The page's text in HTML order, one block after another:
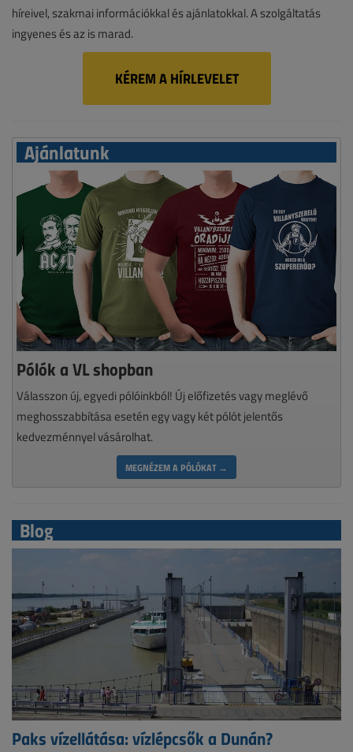
híreivel, szakmai információkkal és ajánlatokkal. A szolgáltatás
ingyenes és az is marad.
KÉREM A HÍRLEVELET
Ajánlatunk
Pólók a VL shopban
Válasszon új, egyedi pólóinkból! Új előfizetés vagy meglévő
meghosszabbítása esetén egy vagy két pólót jelentős
kedvezménnyel vásárolhat.
MEGNÉZEM A PÓLÓKAT →
Blog
Paks vízellátása: vízlépcsők a Dunán?